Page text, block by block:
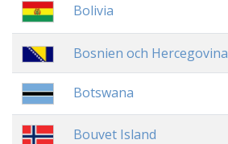
Bolivia
Bosnien och Hercegovina
Botswana
Bouvet Island